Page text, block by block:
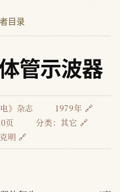
目录
管示波器
》杂志
1979年 🔗
页 分类： 其它 🔗
明 🔗